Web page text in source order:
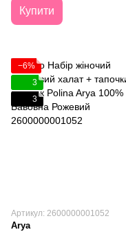
Купити
−6%
3
3
Артикул: 2600000001052
Arya